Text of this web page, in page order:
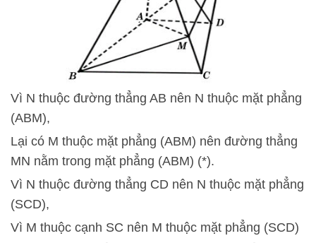
Vì N thuộc đường thẳng AB nên N thuộc mặt phẳng
(ABM),
Lại có M thuộc mặt phẳng (ABM) nên đường thẳng
MN nằm trong mặt phẳng (ABM) (*).
Vì N thuộc đường thẳng CD nên N thuộc mặt phẳng
(SCD),
Vì M thuộc cạnh SC nên M thuộc mặt phẳng (SCD)